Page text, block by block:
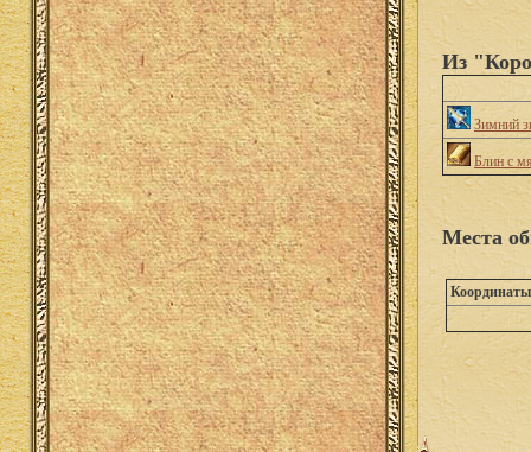
Из
Зимний
Блин с
Места
Координаты